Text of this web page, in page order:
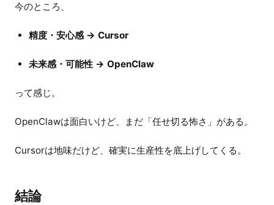
今のところ、
精度・安心感 → Cursor
未来感・可能性 → OpenClaw
って感じ。
OpenClawは面白いけど、まだ「任せ切る怖さ」がある。
Cursorは地味だけど、確実に生産性を底上げしてくる。
結論